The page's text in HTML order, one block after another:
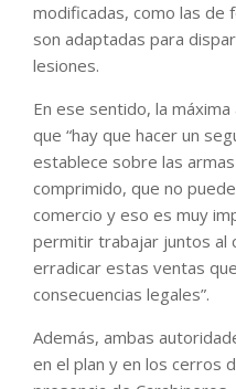
modificadas, como las de
son adaptadas para
lesiones.
En ese sentido, la
que “hay que hacer un
establece sobre las
comprimido, que no
comercio y eso es muy
permitir trabajar juntos al
erradicar estas ventas
consecuencias legales”.
Además, ambas
en el plan y en los cerros